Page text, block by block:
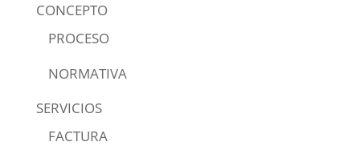
CONCEPTO
PROCESO
NORMATIVA
SERVICIOS
FACTURA